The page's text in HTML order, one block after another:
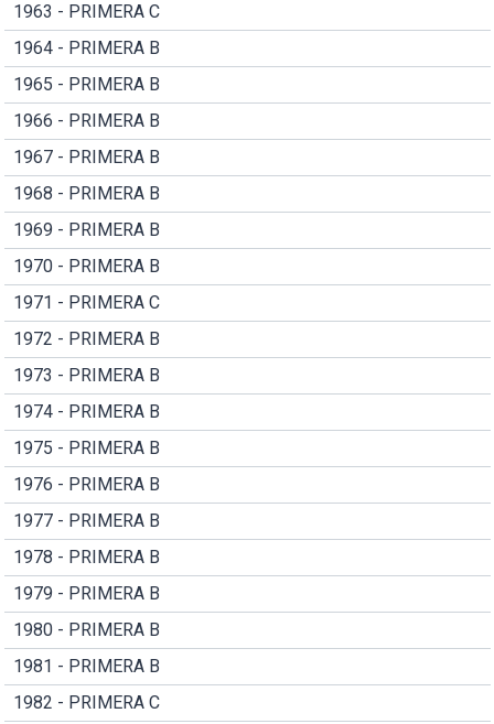
1963 - PRIMERA C
1964 - PRIMERA B
1965 - PRIMERA B
1966 - PRIMERA B
1967 - PRIMERA B
1968 - PRIMERA B
1969 - PRIMERA B
1970 - PRIMERA B
1971 - PRIMERA C
1972 - PRIMERA B
1973 - PRIMERA B
1974 - PRIMERA B
1975 - PRIMERA B
1976 - PRIMERA B
1977 - PRIMERA B
1978 - PRIMERA B
1979 - PRIMERA B
1980 - PRIMERA B
1981 - PRIMERA B
1982 - PRIMERA C